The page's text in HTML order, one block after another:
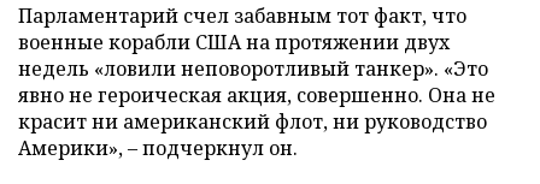
Парламентарий счел забавным тот факт, что
военные корабли США на протяжении двух
недель «ловили неповоротливый танкер». «Это
явно не героическая акция, совершенно. Она не
красит ни американский флот, ни руководство
Америки», – подчеркнул он.